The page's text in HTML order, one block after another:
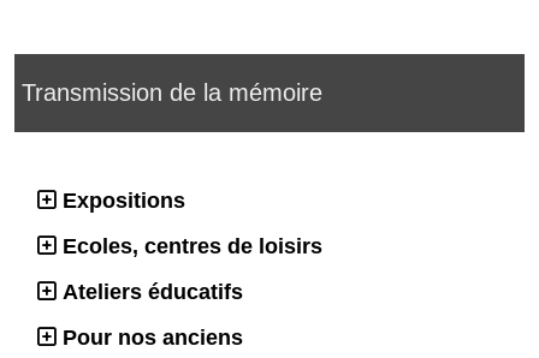
Transmission de la mémoire
Expositions
Ecoles, centres de loisirs
Ateliers éducatifs
Pour nos anciens